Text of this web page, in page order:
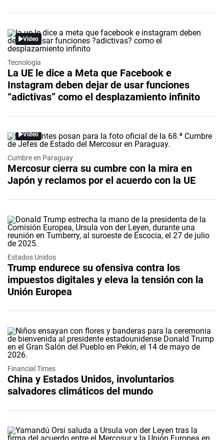
Video
Tecnología
La UE le dice a Meta que Facebook e
Instagram deben dejar de usar funciones
“adictivas” como el desplazamiento infinito
Video
Cumbre en Paraguay
Mercosur cierra su cumbre con la mira en
Japón y reclamos por el acuerdo con la UE
Estados Unidos
Trump endurece su ofensiva contra los
impuestos digitales y eleva la tensión con la
Unión Europea
Financial Times
China y Estados Unidos, involuntarios
salvadores climáticos del mundo